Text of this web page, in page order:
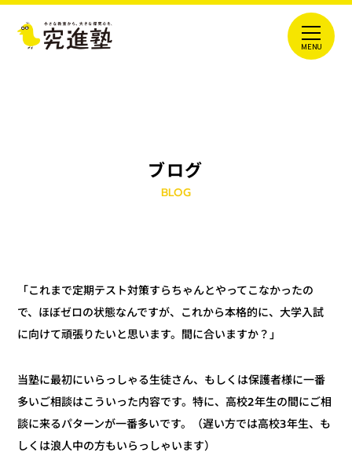
ブログ
BLOG
「これまで定期テスト対策すらちゃんとやってこなかったの
で、ほぼゼロの状態なんですが、これから本格的に、大学入試
に向けて頑張りたいと思います。間に合いますか？」
当塾に最初にいらっしゃる生徒さん、もしくは保護者様に一番
多いご相談はこういった内容です。特に、高校2年生の間にご相
談に来るパターンが一番多いです。（遅い方では高校3年生、も
しくは浪人中の方もいらっしゃいます）